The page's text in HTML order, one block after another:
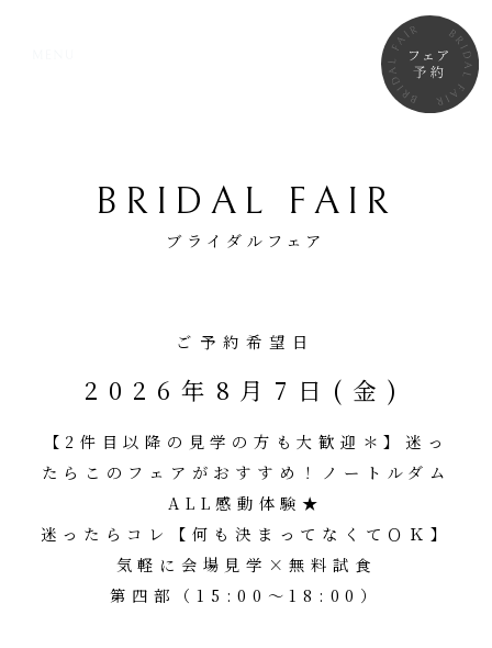
BRIDAL FAIR
ブライダルフェア
ご予約希望日
2026年8月7日(金)
【2件目以降の見学の方も大歓迎＊】迷っ
たらこのフェアがおすすめ！ノートルダム
ALL感動体験★
迷ったらコレ【何も決まってなくてＯＫ】
気軽に会場見学×無料試食
第四部（15:00～18:00）